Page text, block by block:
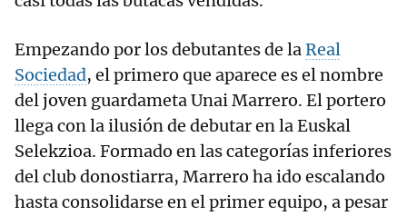
Empezando por los debutantes de laReal
Sociedad, el primero que aparece es el nombre
del joven guardameta Unai Marrero. El portero
llega con la ilusión de debutar en la Euskal
Selekzioa. Formado en las categorías inferiores
del club donostiarra, Marrero ha ido escalando
hasta consolidarse en el primer equipo, a pesar